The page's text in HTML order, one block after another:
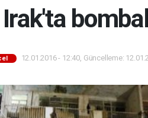
Irak'ta
12.01.2016 - 12:40, Güncelleme: